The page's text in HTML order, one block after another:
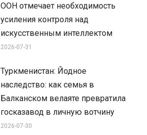
ООН отмечает необходимость
усиления контроля над
искусственным интеллектом
2026-07-31
Туркменистан: Йодное
наследство: как семья в
Балканском велаяте превратила
госказавод в личную вотчину
2026-07-30